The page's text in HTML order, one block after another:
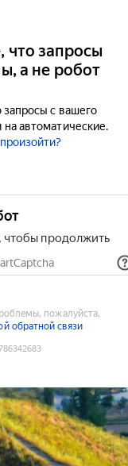
что запросы
а не робот
с вашего
автоматические.
продолжить
пожалуйста,
обратной связи